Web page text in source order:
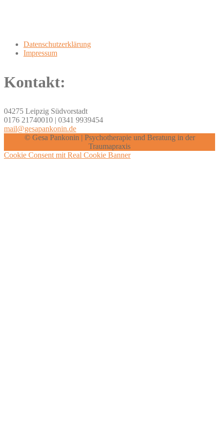
Datenschutzerklärung
Impressum
Kontakt:
04275 Leipzig Südvorstadt
0176 21740010 | 0341 9939454
mail@gesapankonin.de
© Gesa Pankonin | Psychotherapie und Beratung in der
Traumapraxis
Cookie Consent mit Real Cookie Banner